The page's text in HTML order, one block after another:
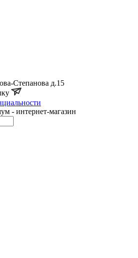
Степанова д.15
- интернет-магазин